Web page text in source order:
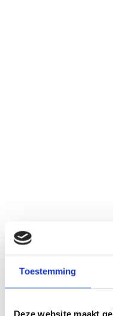
Toestemming
Deze website maakt